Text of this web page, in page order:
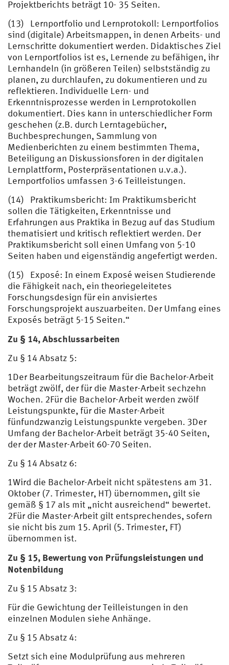
Projektberichts beträgt 10- 35 Seiten.
(13) Lernportfolio und Lernprotokoll: Lernportfolios
sind (digitale) Arbeitsmappen, in denen Arbeits- und
Lernschritte dokumentiert werden. Didaktisches Ziel
von Lernportfolios ist es, Lernende zu befähigen, ihr
Lernhandeln (in größeren Teilen) selbstständig zu
planen, zu durchlaufen, zu dokumentieren und zu
reflektieren. Individuelle Lern- und
Erkenntnisprozesse werden in Lernprotokollen
dokumentiert. Dies kann in unterschiedlicher Form
geschehen (z.B. durch Lerntagebücher,
Buchbesprechungen, Sammlung von
Medienberichten zu einem bestimmten Thema,
Beteiligung an Diskussionsforen in der digitalen
Lernplattform, Posterpräsentationen u.v.a.).
Lernportfolios umfassen 3-6 Teilleistungen.
(14) Praktikumsbericht: Im Praktikumsbericht
sollen die Tätigkeiten, Erkenntnisse und
Erfahrungen aus Praktika in Bezug auf das Studium
thematisiert und kritisch reflektiert werden. Der
Praktikumsbericht soll einen Umfang von 5-10
Seiten haben und eigenständig angefertigt werden.
(15) Exposé: In einem Exposé weisen Studierende
die Fähigkeit nach, ein theoriegeleitetes
Forschungsdesign für ein anvisiertes
Forschungsprojekt auszuarbeiten. Der Umfang eines
Exposés beträgt 5-15 Seiten.“
Zu § 14, Abschlussarbeiten
Zu § 14 Absatz 5:
1Der Bearbeitungszeitraum für die Bachelor-Arbeit
beträgt zwölf, der für die Master-Arbeit sechzehn
Wochen. 2Für die Bachelor-Arbeit werden zwölf
Leistungspunkte, für die Master-Arbeit
fünfundzwanzig Leistungspunkte vergeben. 3Der
Umfang der Bachelor-Arbeit beträgt 35-40 Seiten,
der der Master-Arbeit 60-70 Seiten.
Zu § 14 Absatz 6:
1Wird die Bachelor-Arbeit nicht spätestens am 31.
Oktober (7. Trimester, HT) übernommen, gilt sie
gemäß § 17 als mit „nicht ausreichend“ bewertet.
2Für die Master-Arbeit gilt entsprechendes, sofern
sie nicht bis zum 15. April (5. Trimester, FT)
übernommen ist.
Zu § 15, Bewertung von Prüfungsleistungen und
Notenbildung
Zu § 15 Absatz 3:
Für die Gewichtung der Teilleistungen in den
einzelnen Modulen siehe Anhänge.
Zu § 15 Absatz 4:
Setzt sich eine Modulprüfung aus mehreren